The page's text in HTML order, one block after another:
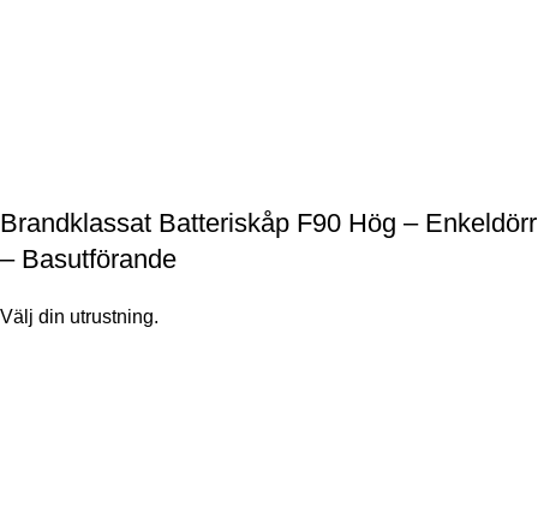
Brandklassat Batteriskåp F90 Hög – Enkeldörr
– Basutförande
Välj din utrustning.